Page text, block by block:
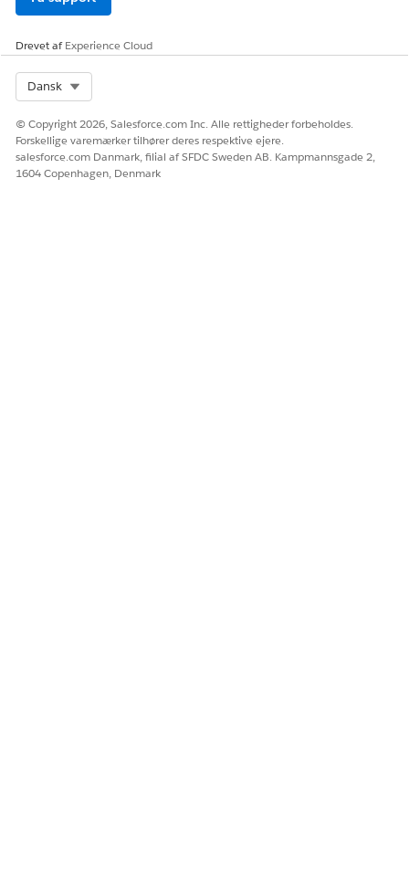
LØSTE DENNE ARTIKEL DIT PROBLEM?
Drevet afExperience Cloud
Dansk
© Copyright 2026, Salesforce.com Inc. Alle rettigheder forbeholdes.
Forskellige varemærker tilhører deres respektive ejere.
salesforce.com Danmark, filial af SFDC Sweden AB. Kampmannsgade 2,
1604 Copenhagen, Denmark